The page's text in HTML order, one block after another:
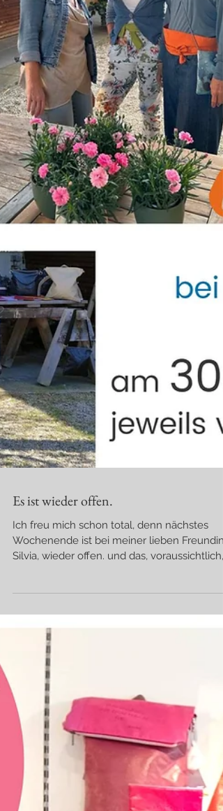
Ich freu mich schon total, denn nächstes
bei Traumwetter♥ Es wird weiter gefeiert,,
denn Silvia Hoanzl öffnet, im Rahmen der
"Tage des offenen Ateliers" wieder ihre
Atelierstüren♥ offen. Am 30.+31.5.26 jeweils
von 10:00-18:00 bei Silvia Hoanzl in Neustift
bei Schlaining 66 Yess, yess, Tin-G ist auch
wieder mit dabei und ich freu mich schon
seeehr auf dieses wunderbare Wochenende